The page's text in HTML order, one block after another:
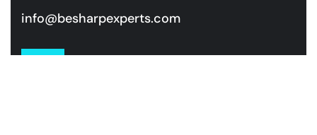
info@besharpexperts.com